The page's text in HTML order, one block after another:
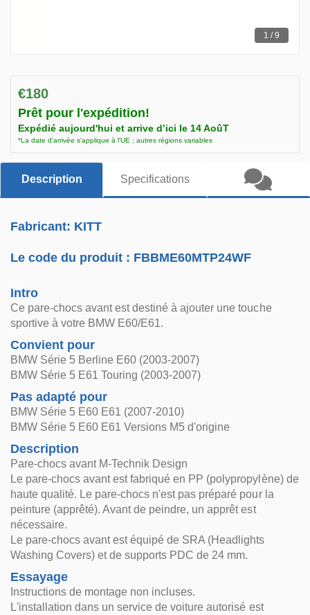
1 / 9
€180
Prêt pour l'expédition!
Expédié aujourd'hui et arrive d’ici le 14 AoûT
*La date d'arrivée s'applique à l'UE ; autres régions variables
Description Specifications
Fabricant: KITT
Le code du produit : FBBME60MTP24WF
Intro
Ce pare-chocs avant est destiné à ajouter une touche
sportive à votre BMW E60/E61.
Convient pour
BMW Série 5 Berline E60 (2003-2007)
BMW Série 5 E61 Touring (2003-2007)
Pas adapté pour
BMW Série 5 E60 E61 (2007-2010)
BMW Série 5 E60 E61 Versions M5 d'origine
Description
Pare-chocs avant M-Technik Design
Le pare-chocs avant est fabriqué en PP (polypropylène) de
haute qualité. Le pare-chocs n'est pas préparé pour la
peinture (apprêté). Avant de peindre, un apprêt est
nécessaire.
Le pare-chocs avant est équipé de SRA (Headlights
Washing Covers) et de supports PDC de 24 mm.
Essayage
Instructions de montage non incluses.
L'installation dans un service de voiture autorisé est